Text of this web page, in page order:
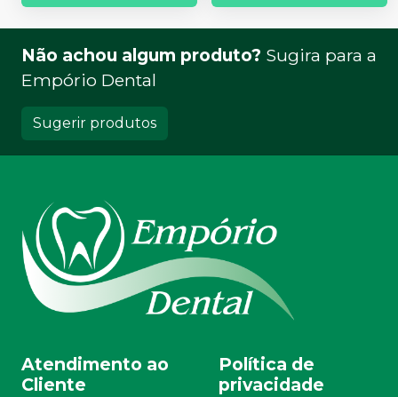
Não achou algum produto? Sugira para a
Empório Dental
Sugerir produtos
Atendimento ao
Cliente
Política de
privacidade